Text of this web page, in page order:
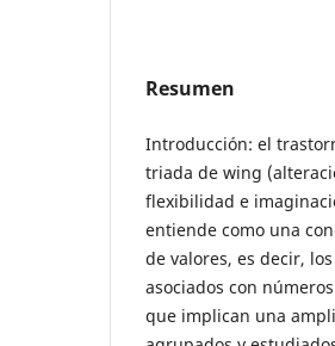
Resumen
Introducción: el
triada de wing
flexibilidad e
entiende como una
de valores, es decir,
asociados con
que implican una